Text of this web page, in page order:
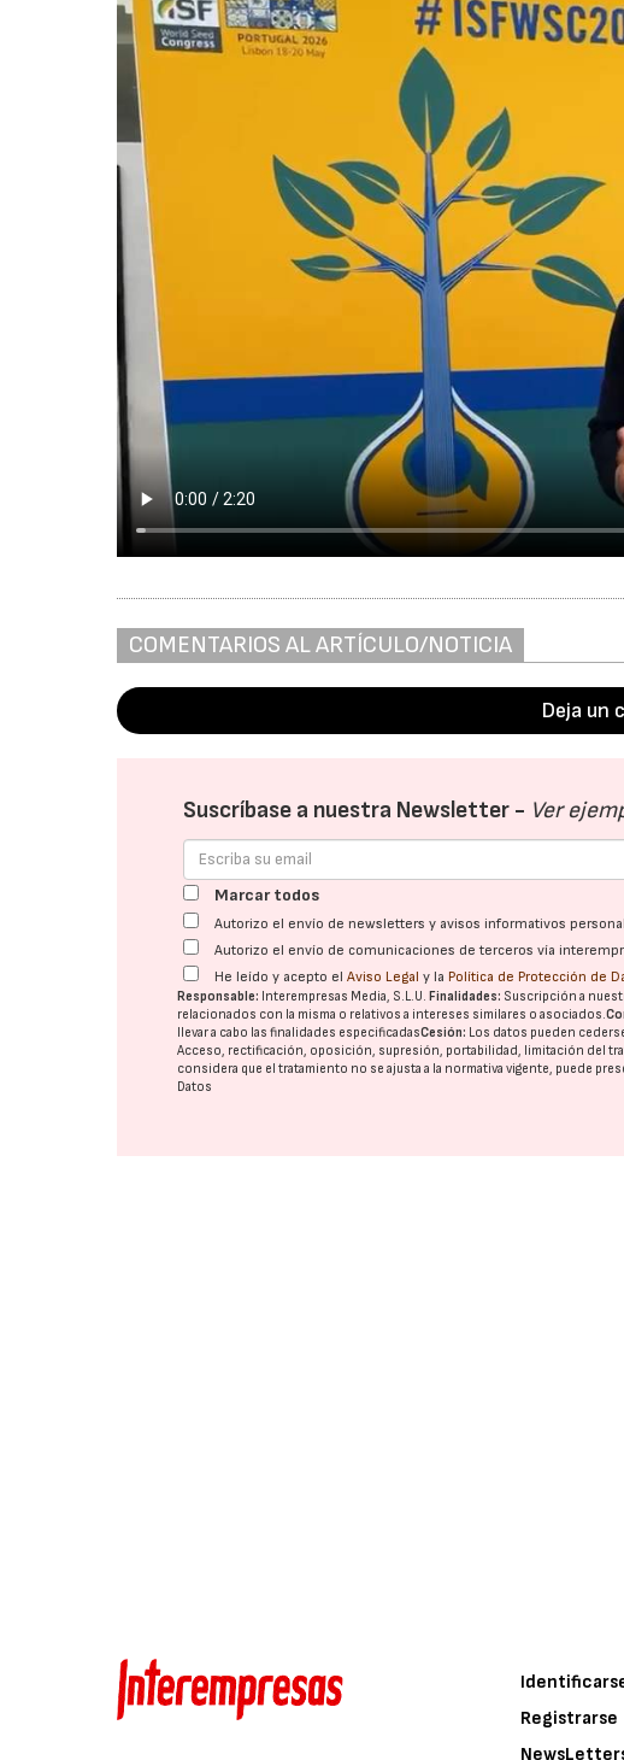
COMENTARIOS AL ARTÍCULO/NOTICIA
Deja un
Suscríbase a nuestra Newsletter - Ver
Marcar todos
Autorizo el envío de newsletters y avisos informativos
Autorizo el envío de comunicaciones de terceros vía
He leído y acepto elAviso Legal y la Política de Protección de
Responsable: Interempresas Media, S.L.U.Finalidades: Suscripción a
relacionados con la misma o relativos a intereses similares o asociados.
llevar a cabo las finalidades especificadasCesión: Los datos pueden
Acceso, rectificación, oposición, supresión, portabilidad, limitación del
considera que el tratamiento no se ajusta a la normativa vigente, puede
Datos
Registrarse